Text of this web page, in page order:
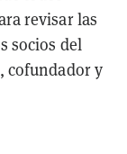
revisar las
socios del
cofundador y